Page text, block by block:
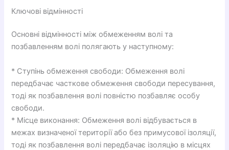
Ключові відмінності
Основні відмінності між обмеженням волі та
позбавленням волі полягають у наступному:
* Ступінь обмеження свободи: Обмеження волі
передбачає часткове обмеження свободи пересування,
тоді як позбавлення волі повністю позбавляє особу
свободи.
* Місце виконання: Обмеження волі відбувається в
межах визначеної території або без примусової ізоляції,
тоді як позбавлення волі передбачає ізоляцію в місцях